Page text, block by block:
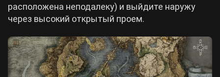
расположена неподалеку) и выйдите наружу
через высокий открытый проем.